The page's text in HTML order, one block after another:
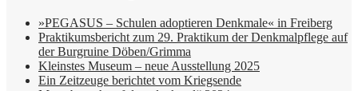
»PEGASUS – Schulen adoptieren Denkmale« in Freiberg
Praktikumsbericht zum 29. Praktikum der Denkmalpflege auf
der Burgruine Döben/Grimma
Kleinstes Museum – neue Ausstellung 2025
Ein Zeitzeuge berichtet vom Kriegsende